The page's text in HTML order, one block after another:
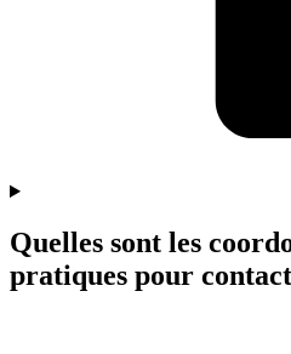
Quelles sont les
pratiques pour